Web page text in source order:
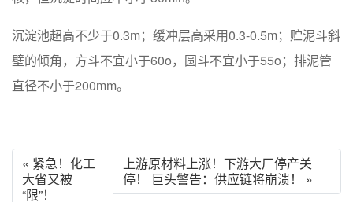
沉淀池超高不少于0.3m；缓冲层高采用0.3-0.5m；贮泥斗斜
壁的倾角，方斗不宜小于60o，圆斗不宜小于55o；排泥管
直径不小于200mm。
« 紧急！化工
大省又被
“限”！
上游原材料上涨！下游大厂停产关
停！ 巨头警告：供应链将崩溃！ »